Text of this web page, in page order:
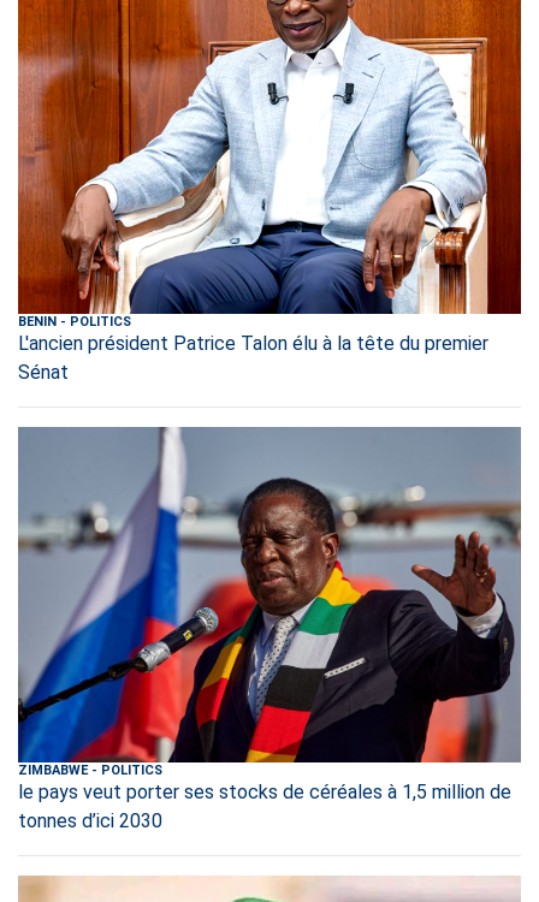
BENIN - POLITICS
L'ancien président Patrice Talon élu à la tête du premier
Sénat
ZIMBABWE- POLITICS
le pays veut porter ses stocks de céréales à 1,5 million de
tonnes d’ici 2030